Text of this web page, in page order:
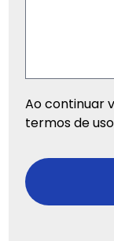
Ao continuar
termos de